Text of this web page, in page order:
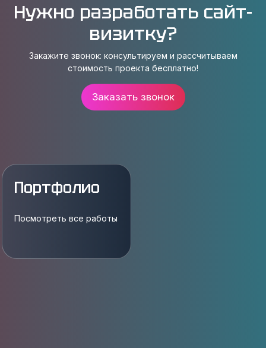
Нужно разработать cайт-
визитку?
Закажите звонок: консультируем и рассчитываем
стоимость проекта бесплатно!
Заказать звонок
Портфолио
Посмотреть все работы